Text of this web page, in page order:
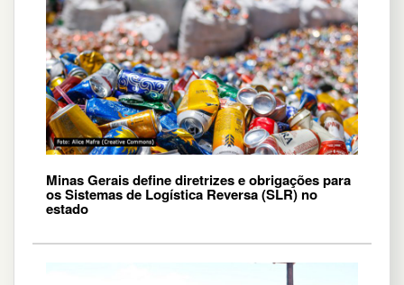
Minas Gerais define diretrizes e obrigações para
os Sistemas de Logística Reversa (SLR) no
estado